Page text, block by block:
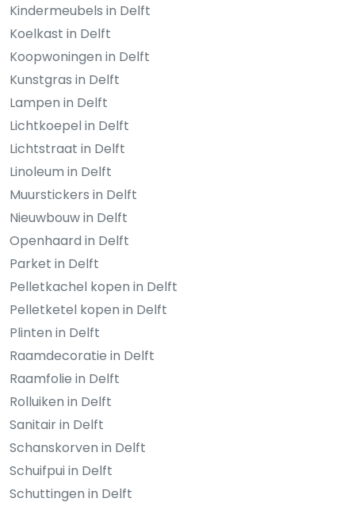
Kindermeubels in Delft
Koelkast in Delft
Koopwoningen in Delft
Kunstgras in Delft
Lampen in Delft
Lichtkoepel in Delft
Lichtstraat in Delft
Linoleum in Delft
Muurstickers in Delft
Nieuwbouw in Delft
Openhaard in Delft
Parket in Delft
Pelletkachel kopen in Delft
Pelletketel kopen in Delft
Plinten in Delft
Raamdecoratie in Delft
Raamfolie in Delft
Rolluiken in Delft
Sanitair in Delft
Schanskorven in Delft
Schuifpui in Delft
Schuttingen in Delft